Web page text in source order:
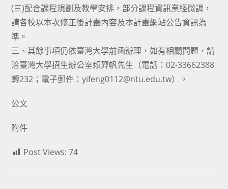
(三)配合課程規劃及教學安排，部分課程資訊業經微調，
請各校以本次修正後計畫內容及本計畫網站公告資訊為
準。
三、其餘事項仍依臺灣大學前函辦理，如有相關問題，請
洽臺灣大學招生辦公室賴羿帆先生（電話：02-33662388
轉232；電子郵件：yifeng0112@ntu.edu.tw）。
公文
附件
Post Views: 74